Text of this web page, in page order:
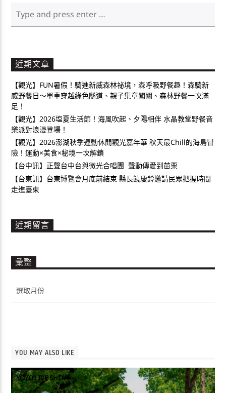
近期文章
【觀光】FUN暑假！騎進新威森林祕境，森呼吸野餐趣！森騎新
威野餐日～單車穿越綠色隧道、親子集章闖關、森林野餐一次滿
足！
【觀光】2026塩夏生活節！海風吹起、夕陽相伴 水晶教堂野餐音
樂派對浪漫登場！
【觀光】2026澎湖秋季運動休閒觀光嘉年華 秋天最Chill的海島冒
險！運動×美食×秘境一次解鎖
【台中訊】正聲台中台與微光合唱團 聲動傳愛到苗栗
【台東訊】台東博覽會月底前結束 縣長饒慶鈴邀請民眾把握時間
走進臺東
近期留言
彙整
整
YOU MAY ALSO LIKE
YOYO LIVE SHOW